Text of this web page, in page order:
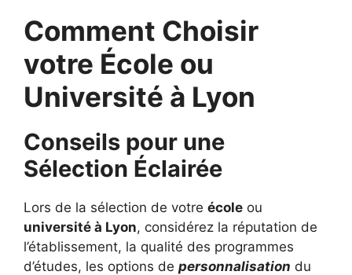
Comment Choisir
votre École ou
Université à Lyon
Conseils pour une
Sélection Éclairée
Lors de la sélection de votre école ou
université à Lyon, considérez la réputation de
l’établissement, la qualité des programmes
d’études, les options de personnalisation du